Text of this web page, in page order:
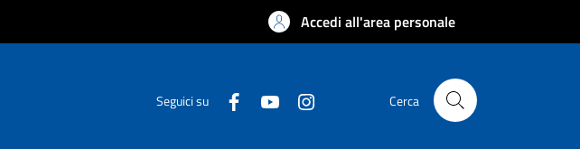
Accedi all'area personale
Seguici su Cerca